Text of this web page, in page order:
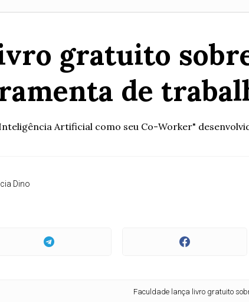
gratuito
de
Artificial como seu Co-Worker"
Dino
Faculdade lança livro gratuito sobre